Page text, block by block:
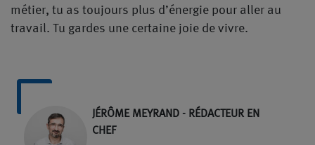
métier, tu as toujours plus d’énergie pour aller au
travail. Tu gardes une certaine joie de vivre.
JÉRÔME MEYRAND - RÉDACTEUR EN
CHEF